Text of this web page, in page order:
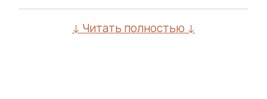
↓ Читать полностью ↓